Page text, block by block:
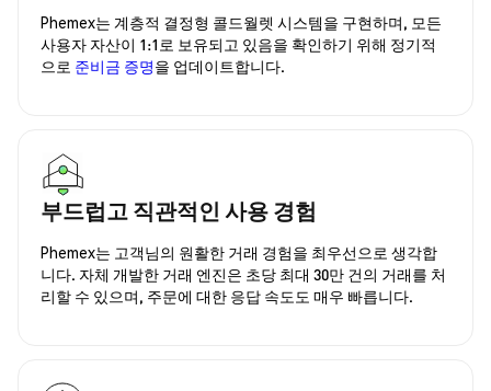
Phemex는 계층적 결정형 콜드월렛 시스템을 구현하며, 모든
사용자 자산이 1:1로 보유되고 있음을 확인하기 위해 정기적
으로 준비금 증명을 업데이트합니다.
부드럽고 직관적인 사용 경험
Phemex는 고객님의 원활한 거래 경험을 최우선으로 생각합
니다. 자체 개발한 거래 엔진은 초당 최대 30만 건의 거래를 처
리할 수 있으며, 주문에 대한 응답 속도도 매우 빠릅니다.